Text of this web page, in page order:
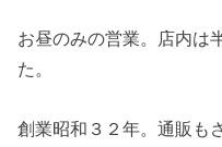
お昼のみの営業。店内は
た。
創業昭和３２年。通販も